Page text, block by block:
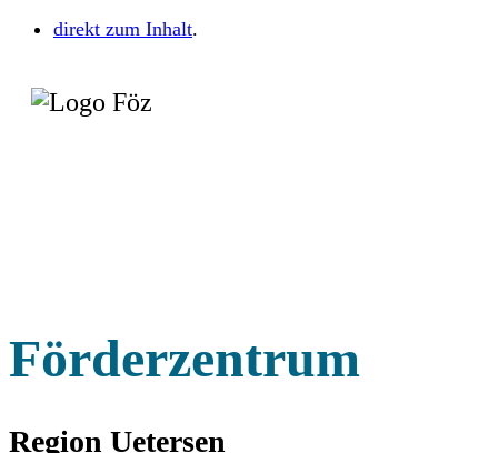
direkt zum Inhalt.
Förderzentrum
Region Uetersen